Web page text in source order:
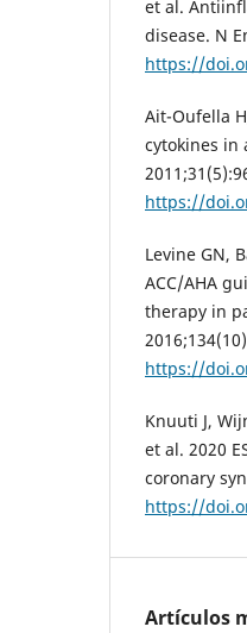
et al.
disease. N
https://
Ait-Oufella
cytokines in
https://
Levine GN,
ACC/AHA
therapy in
https://
Knuuti J,
et al. 2020
coronary
https://
Artículos